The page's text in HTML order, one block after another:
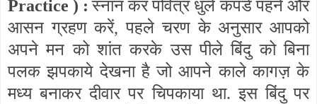
Practice ) : स्नान कर पवित्र धुले कपडे पहने और
आसन ग्रहण करें,पहले चरण के अनुसार आपको
अपने मन को शांत करके उस पीले बिंदु को बिना
पलक झपकाये देखना है जो आपने काले कागज़ के
मध्य बनाकर दीवार पर चिपकाया था. इस बिंदु पर